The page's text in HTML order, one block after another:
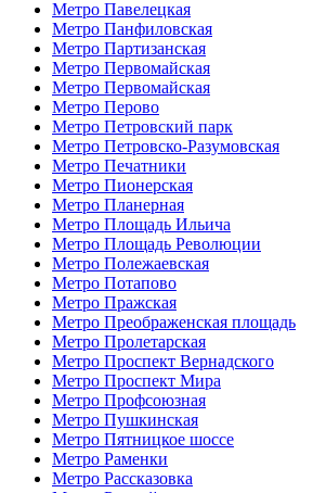
Метро Павелецкая
Метро Панфиловская
Метро Партизанская
Метро Первомайская
Метро Первомайская
Метро Перово
Метро Петровский парк
Метро Петровско-Разумовская
Метро Печатники
Метро Пионерская
Метро Планерная
Метро Площадь Ильича
Метро Площадь Революции
Метро Полежаевская
Метро Потапово
Метро Пражская
Метро Преображенская площадь
Метро Пролетарская
Метро Проспект Вернадского
Метро Проспект Мира
Метро Профсоюзная
Метро Пушкинская
Метро Пятницкое шоссе
Метро Раменки
Метро Рассказовка